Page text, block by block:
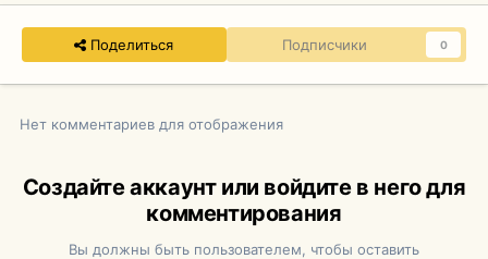
Поделиться Подписчики 0
Нет комментариев для отображения
Создайте аккаунт или войдите в него для
комментирования
Вы должны быть пользователем, чтобы оставить